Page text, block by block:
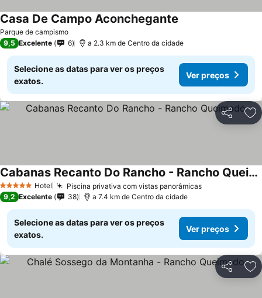
Parque de campismo
Casa De Campo Aconchegante
9,5 Excelente 6 a 2.3 km de Centro da cidade
Selecione as datas para ver os preços
exatos.
Ver preços
Partilhar
5 Estrelas Hotel Piscina privativa com vistas panorâmicas
Cabanas Recanto Do Rancho - Rancho Queimado
9,2 Excelente 38 a 7.4 km de Centro da cidade
Selecione as datas para ver os preços
exatos.
Ver preços
Partilhar